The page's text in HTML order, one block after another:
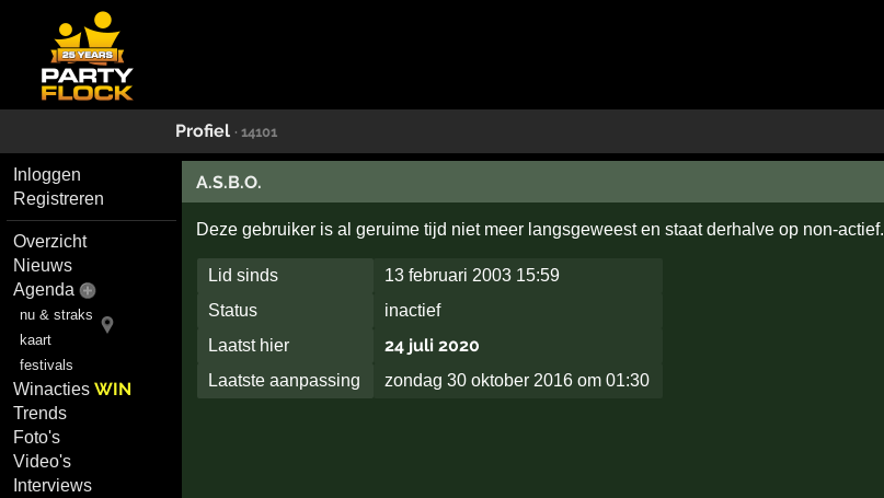
Profiel · 14101
Inloggen
Registreren
Overzicht
Nieuws
Agenda
nu & straks
kaart
festivals
WinactiesWIN
Trends
Foto's
Video's
Interviews
A.S.B.O.
Deze gebruiker is al geruime tijd niet meer langsgeweest en staat derhalve op non-actief.
Lid sinds
13 februari 2003 15:59
Status
inactief
Laatst hier
24 juli 2020
Laatste aanpassing zondag 30 oktober 2016 om 01:30